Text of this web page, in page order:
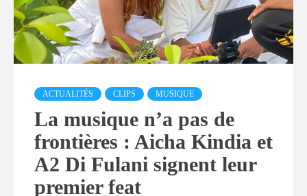
ACTUALITÉS CLIPS MUSIQUE
La musique n’a pas de
frontières : Aicha Kindia et
A2 Di Fulani signent leur
premier feat